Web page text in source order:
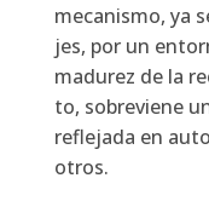
meca­nis­mo, ya
jes, por un
madu­rez de la
to, sobre­vie­ne
refle­ja­da en
otros.